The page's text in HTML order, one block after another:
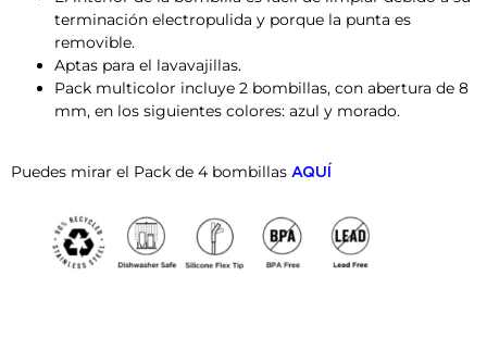
terminación electropulida y porque la punta es
removible.
Aptas para el lavavajillas.
Pack multicolor incluye 2 bombillas, con abertura de 8
mm, en los siguientes colores: azul y morado.
Puedes mirar el Pack de 4 bombillas AQUÍ